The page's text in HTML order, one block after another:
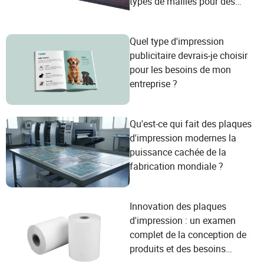
Quel type d'impression
publicitaire devrais-je choisir
pour les besoins de mon
entreprise ?
Qu'est-ce qui fait des plaques
d'impression modernes la
puissance cachée de la
fabrication mondiale ?
Innovation des plaques
d'impression : un examen
complet de la conception de
produits et des besoins